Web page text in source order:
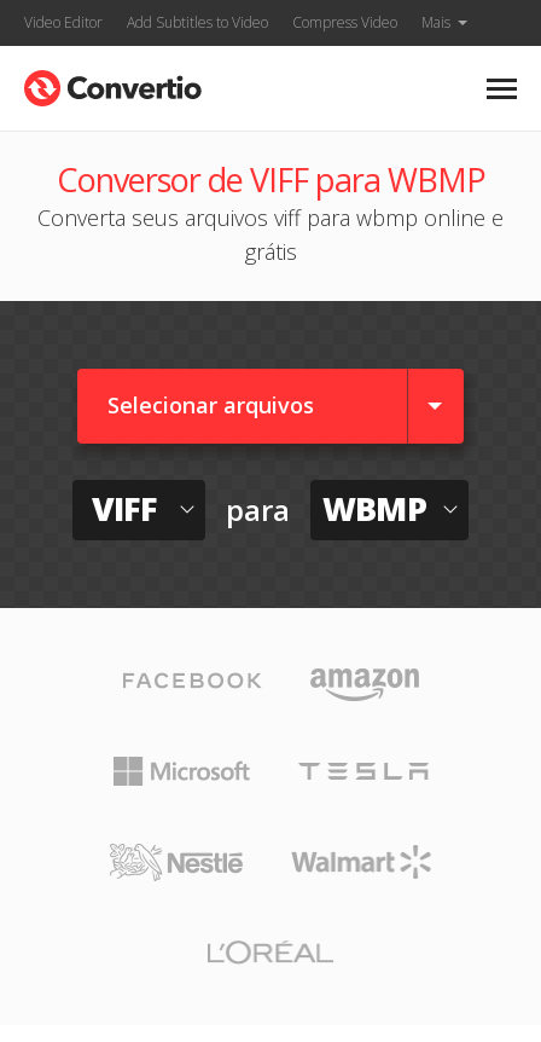
Video Editor Add Subtitles to Video Compress Video Mais
Conversor de VIFF para WBMP
Converta seus arquivos viff para wbmp online e
grátis
Selecionar arquivos
VIFF para WBMP